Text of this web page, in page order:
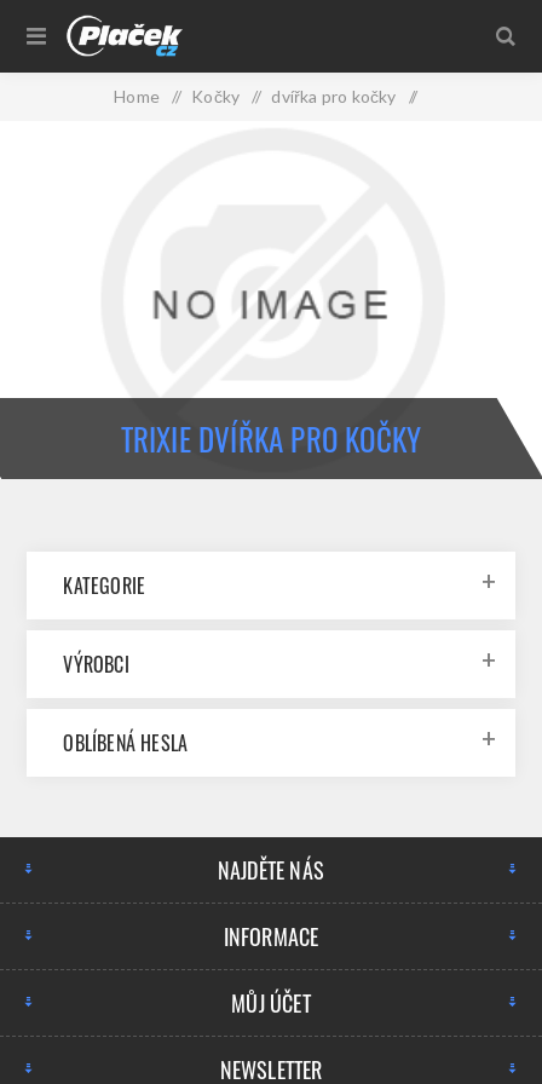
Home / Kočky / dvířka pro kočky /
TRIXIE DVÍŘKA PRO KOČKY
KATEGORIE
VÝROBCI
OBLÍBENÁ HESLA
NAJDĚTE NÁS
INFORMACE
MŮJ ÚČET
NEWSLETTER